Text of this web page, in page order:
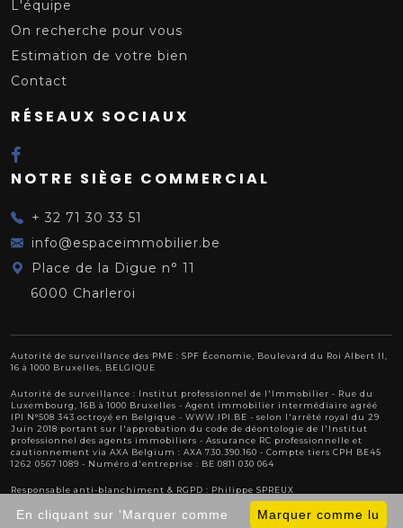
L'équipe
On recherche pour vous
Estimation de votre bien
Contact
RÉSEAUX SOCIAUX
NOTRE SIÈGE COMMERCIAL
+ 32 71 30 33 51
info@espaceimmobilier.be
Place de la Digue n° 11
6000 Charleroi
Autorité de surveillance des PME : SPF Économie, Boulevard du Roi Albert II,
16 à 1000 Bruxelles, BELGIQUE
Autorité de surveillance : Institut professionnel de l'Immobilier - Rue du
Luxembourg, 16B à 1000 Bruxelles - Agent immobilier intermédiaire agréé
IPI N°508 343 octroyé en Belgique - WWW.IPI.BE - selon l'arrêté royal du 29
Juin 2018 portant sur l'approbation du code de déontologie de l'Institut
professionnel des agents immobiliers - Assurance RC professionnelle et
cautionnement via AXA Belgium : AXA 730.390.160 - Compte tiers CPH BE45
1262 0567 1089 - Numéro d'entreprise : BE 0811 030 064
Responsable anti-blanchiment & RGPD : Philippe SPREUX
Marquer comme lu
En cliquant sur 'Marquer comme